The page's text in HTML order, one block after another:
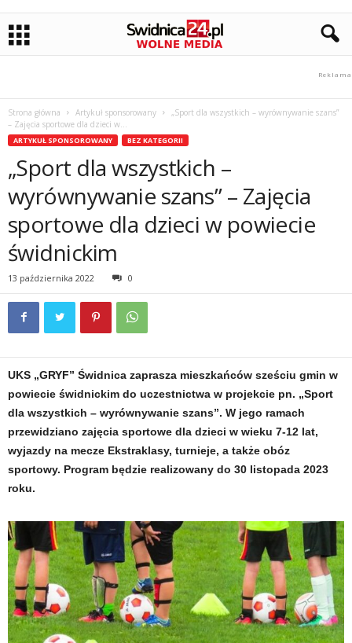
Strona główna Artykuł sponsorowany
„Sport dla wszystkich – wyrównywanie szans”
– Zajęcia sportowe dla dzieci w...
ARTYKUŁ SPONSOROWANY BEZ KATEGORII
„Sport dla wszystkich –
wyrównywanie szans” – Zajęcia
sportowe dla dzieci w powiecie
świdnickim
13 października 2022 0
UKS „GRYF” Świdnica zaprasza mieszkańców sześciu gmin w
powiecie świdnickim do uczestnictwa w projekcie pn. „Sport
dla wszystkich – wyrównywanie szans”. W jego ramach
przewidziano zajęcia sportowe dla dzieci w wieku 7-12 lat,
wyjazdy na mecze Ekstraklasy, turnieje, a także obóz
sportowy. Program będzie realizowany do 30 listopada 2023
roku.